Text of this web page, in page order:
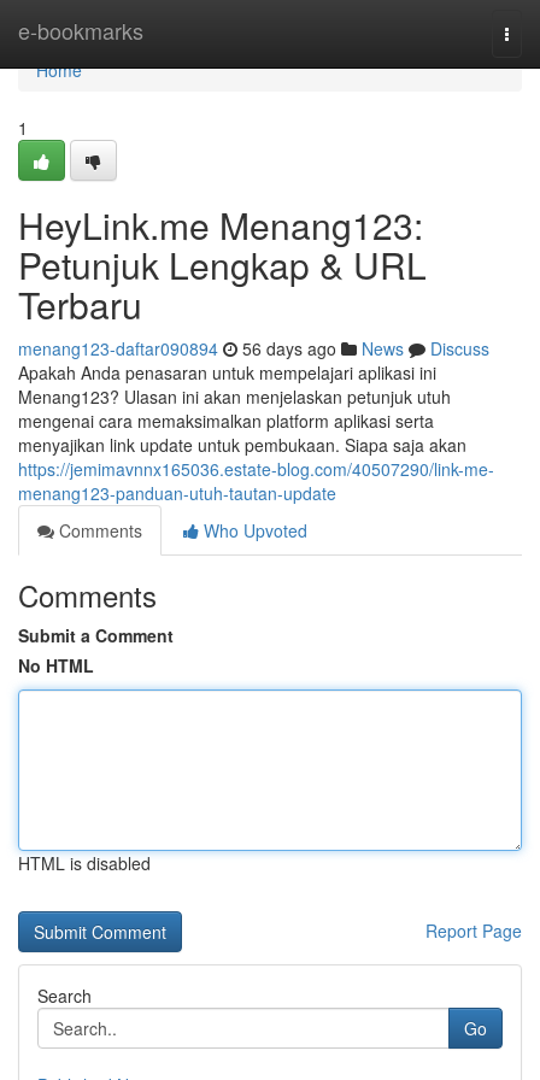
e-bookmarks
Home
Home
1
HeyLink.me Menang123:
Petunjuk Lengkap & URL
Terbaru
menang123-daftar090894 56 days ago News
Discuss
Apakah Anda penasaran untuk mempelajari aplikasi ini
Menang123? Ulasan ini akan menjelaskan petunjuk utuh
mengenai cara memaksimalkan platform aplikasi serta
menyajikan link update untuk pembukaan. Siapa saja akan
https://jemimavnnx165036.estate-blog.com/40507290/link-me-
menang123-panduan-utuh-tautan-update
Comments
Who Upvoted
Comments
Submit a Comment
No HTML
HTML is disabled
Report Page
Search
Go